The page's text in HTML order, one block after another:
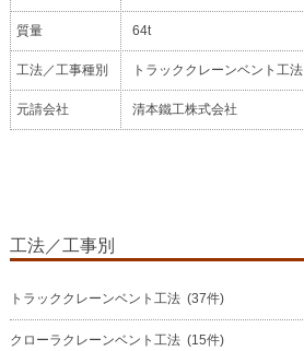
質量 64t
工法／工事種別 トラッククレーンベント工法
元請会社 清本鐵工株式会社
工法／工事別
トラッククレーンベント工法 (37件)
クローラクレーンベント工法 (15件)